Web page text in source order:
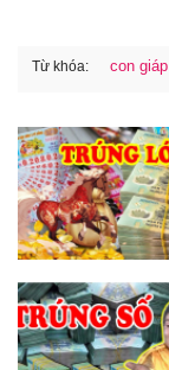
Từ khóa: con giáp